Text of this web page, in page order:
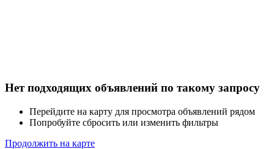
Нет подходящих объявлений по такому запросу
Перейдите на карту для просмотра объявлений рядом
Попробуйте сбросить или изменить фильтры
Продолжить на карте